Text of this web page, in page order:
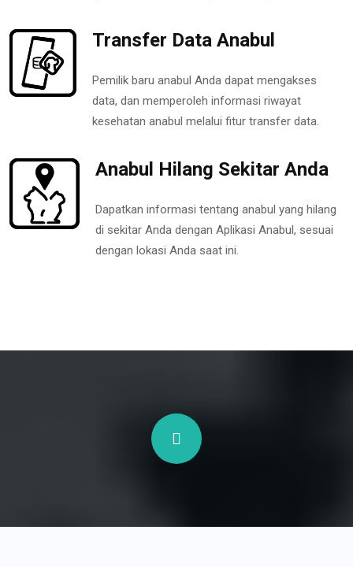
Transfer Data Anabul
Pemilik baru anabul Anda dapat mengakses
data, dan memperoleh informasi riwayat
kesehatan anabul melalui fitur transfer data.
Anabul Hilang Sekitar Anda
Dapatkan informasi tentang anabul yang hilang
di sekitar Anda dengan Aplikasi Anabul, sesuai
dengan lokasi Anda saat ini.